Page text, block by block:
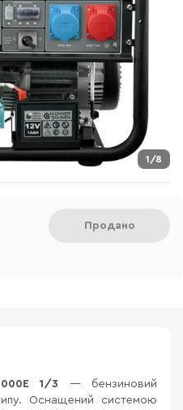
1/8
Продано
1/3 —
бензиновий
Оснащений системою